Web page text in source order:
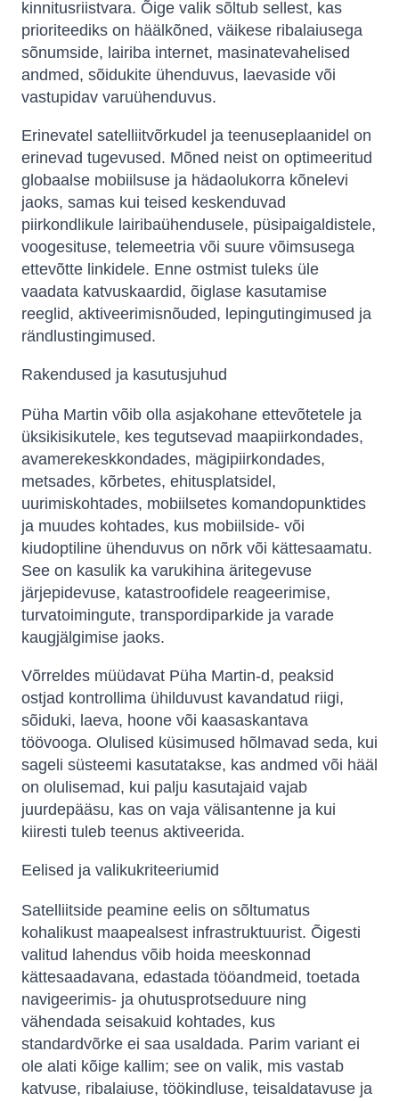
kinnitusriistvara. Õige valik sõltub sellest, kas
prioriteediks on häälkõned, väikese ribalaiusega
sõnumside, lairiba internet, masinatevahelised
andmed, sõidukite ühenduvus, laevaside või
vastupidav varuühenduvus.
Erinevatel satelliitvõrkudel ja teenuseplaanidel on
erinevad tugevused. Mõned neist on optimeeritud
globaalse mobiilsuse ja hädaolukorra kõnelevi
jaoks, samas kui teised keskenduvad
piirkondlikule lairibaühendusele, püsipaigaldistele,
voogesituse, telemeetria või suure võimsusega
ettevõtte linkidele. Enne ostmist tuleks üle
vaadata katvuskaardid, õiglase kasutamise
reeglid, aktiveerimisnõuded, lepingutingimused ja
rändlustingimused.
Rakendused ja kasutusjuhud
Püha Martin võib olla asjakohane ettevõtetele ja
üksikisikutele, kes tegutsevad maapiirkondades,
avamerekeskkondades, mägipiirkondades,
metsades, kõrbetes, ehitusplatsidel,
uurimiskohtades, mobiilsetes komandopunktides
ja muudes kohtades, kus mobiilside- või
kiudoptiline ühenduvus on nõrk või kättesaamatu.
See on kasulik ka varukihina äritegevuse
järjepidevuse, katastroofidele reageerimise,
turvatoimingute, transpordiparkide ja varade
kaugjälgimise jaoks.
Võrreldes müüdavat Püha Martin-d, peaksid
ostjad kontrollima ühilduvust kavandatud riigi,
sõiduki, laeva, hoone või kaasaskantava
töövooga. Olulised küsimused hõlmavad seda, kui
sageli süsteemi kasutatakse, kas andmed või hääl
on olulisemad, kui palju kasutajaid vajab
juurdepääsu, kas on vaja välisantenne ja kui
kiiresti tuleb teenus aktiveerida.
Eelised ja valikukriteeriumid
Satelliitside peamine eelis on sõltumatus
kohalikust maapealsest infrastruktuurist. Õigesti
valitud lahendus võib hoida meeskonnad
kättesaadavana, edastada tööandmeid, toetada
navigeerimis- ja ohutusprotseduure ning
vähendada seisakuid kohtades, kus
standardvõrke ei saa usaldada. Parim variant ei
ole alati kõige kallim; see on valik, mis vastab
katvuse, ribalaiuse, töökindluse, teisaldatavuse ja